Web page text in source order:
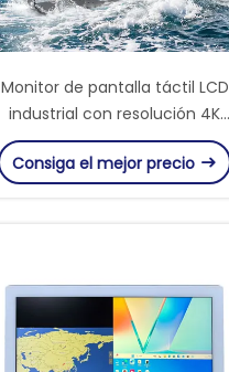
Monitor de pantalla táctil LCD
industrial con resolución 4K
3840x2160 UHD, diseño
impermeable IP67 y brillo de
Consiga el mejor precio